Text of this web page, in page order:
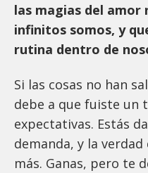
las magias del amor
infinitos somos, y
rutina dentro de
Si las cosas no han
debe a que fuiste un
expectativas. Estás
demanda, y la
más. Ganas, pero te